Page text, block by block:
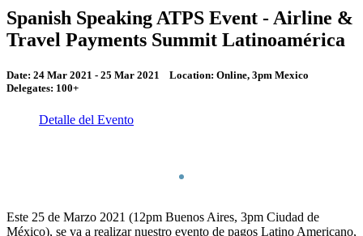
Spanish Speaking ATPS Event - Airline &
Travel Payments Summit Latinoamérica
Date: 24 Mar 2021 - 25 Mar 2021 Location: Online, 3pm Mexico
Delegates: 100+
Detalle del Evento
Este 25 de Marzo 2021 (12pm Buenos Aires, 3pm Ciudad de
México), se va a realizar nuestro evento de pagos Latino Americano,